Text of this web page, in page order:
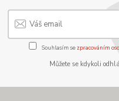
Souhlasím se zpracováním
Můžete se kdykoli